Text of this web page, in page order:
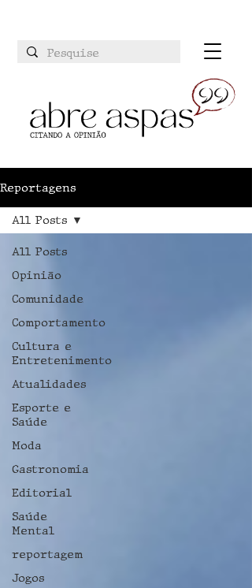
Reportagens
All Posts
Opinião
Comunidade
Comportamento
Cultura e
Entretenimento
Atualidades
Esporte e
Saúde
Moda
Gastronomia
Editorial
Saúde
Mental
reportagem
Jogos
All Posts